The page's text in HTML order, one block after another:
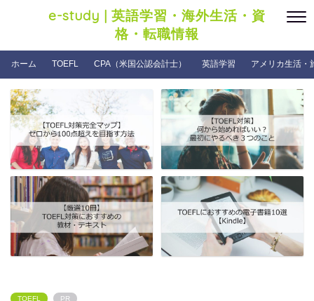
e-study | 英語学習・海外生活・資
格・転職情報
ホーム TOEFL CPA（米国公認会計士） 英語学習 アメリカ生活・
TOEFL PR